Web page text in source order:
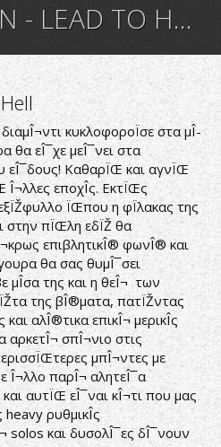
LEAD TO HELL
κυκλοφοροÏσε στα μÎ­
θα εÎ¯χε μεÎ¯νει στα
εÎ¯δους! ΚαθαρÏŒ και αγνÏŒ
εποχÎ­ς. ΕκτÏŒς
ÏŒπου η φÏλακας της
στην πÏŒλη εδÏŽ θα
επιβλητικÎ® φωνÎ® και
θα σας θυμÎ¯σει
μÎ­σα της και η θεÎ¬ των
της βÎ®ματα, πατÏŽντας
αλÎ®τικα επικÎ¬ μερικÎ­ς
σπÎ¬νιο στις
μπÎ¬ντες με
Î¬λλο παρÎ¬ αλητεÎ¯α
αυτÏŒ εÎ¯ναι κÎ¬τι που μας
heavy ρυθμικÎ­ς
solos και δυσολÎ¯ες δÎ¯νουν